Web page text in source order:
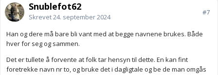
Snublefot62
Skrevet24. september 2024
#7
Han og dere må bare bli vant med at begge navnene brukes. Både
hver for seg og sammen.
Det er tullete å forvente at folk tar hensyn til dette. En kan fint
foretrekke navn nr to, og bruke det i dagligtale og be de man omgås